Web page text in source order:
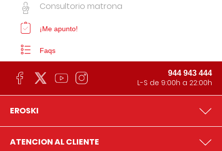
Consultorio matrona
¡Me apunto!
Faqs
944 943 444
L-S de 9:00h a 22:00h
EROSKI
ATENCION AL CLIENTE